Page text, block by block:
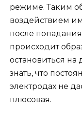
режиме. Таким
воздействием
после
происходит
остановиться на
знать, что
электродах не
плюсовая.